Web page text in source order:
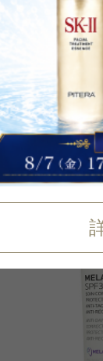
されて
ぐくむ